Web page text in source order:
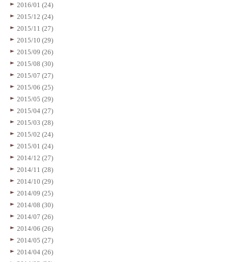
2016/01 (24)
2015/12 (24)
2015/11 (27)
2015/10 (29)
2015/09 (26)
2015/08 (30)
2015/07 (27)
2015/06 (25)
2015/05 (29)
2015/04 (27)
2015/03 (28)
2015/02 (24)
2015/01 (24)
2014/12 (27)
2014/11 (28)
2014/10 (29)
2014/09 (25)
2014/08 (30)
2014/07 (26)
2014/06 (26)
2014/05 (27)
2014/04 (26)